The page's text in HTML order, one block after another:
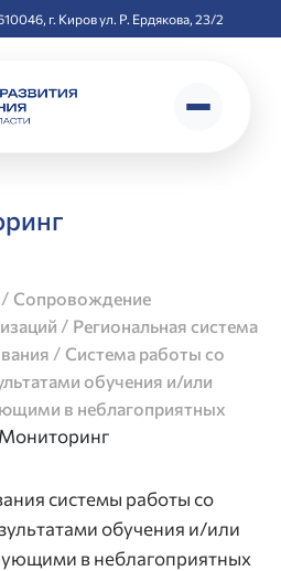
г. Киров ул. Р. Ердякова, 23/2
/ Сопровождение
/ Региональная система
/ Система работы со
обучения и/или
в неблагоприятных
Мониторинг
системы работы со
обучения и/или
в неблагоприятных